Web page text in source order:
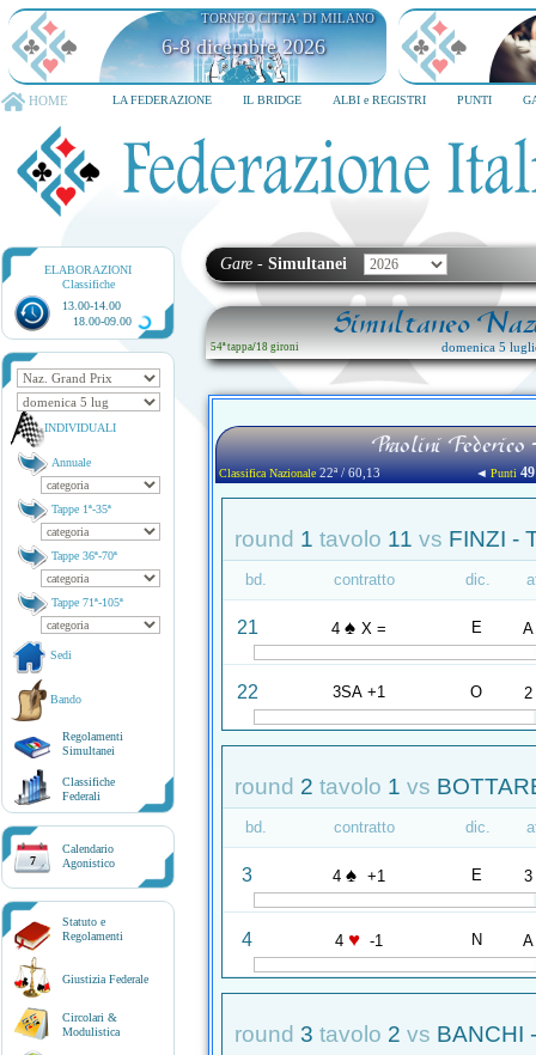
TORNEO CITTA' DI MILANO
6-8 dicembre 2026
HOME LA FEDERAZIONE IL BRIDGE ALBI e REGISTRI PUNTI
ELABORAZIONI
Classifiche
13.00-14.00
18.00-09.00
INDIVIDUALI
Annuale
Tappe 1ª-35ª
Tappe 36ª-70ª
Tappe 71ª-105ª
Sedi
Bando
Regolamenti
Simultanei
Classifiche
Federali
7
Calendario
Agonistico
Statuto e
Regolamenti
Giustizia Federale
Circolari &
Modulistica
Gare - Simultanei
Simultaneo
54ª tappa/18 gironi domenica 5
Praolini Federico
Classifica Nazionale22ª / 60,13 ◄Punti 49
round 1 tavolo 11 vs FINZI -
bd. contratto dic.
21 4 ♠ X = E A
22 3SA +1 O 2
round 2 tavolo 1 vs
bd. contratto dic.
3 4 ♠ +1 E 3
4 4 ♥ -1 N A
round 3 tavolo 2 vs BANCHI